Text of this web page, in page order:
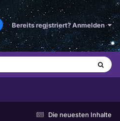
Bereits registriert? Anmelden
Die neuesten Inhalte